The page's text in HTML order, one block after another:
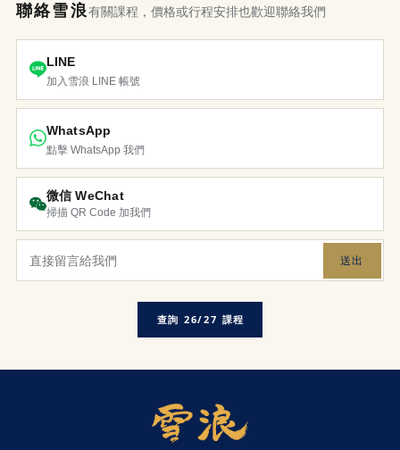
聯絡雪浪 有關課程，價格或行程安排也歡迎聯絡我們
LINE
加入雪浪 LINE 帳號
WhatsApp
點擊 WhatsApp 我們
微信 WeChat
掃描 QR Code 加我們
送出
查詢 26/27 課程